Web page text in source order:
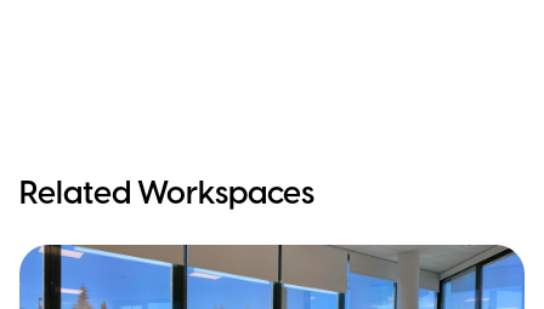
Related Workspaces